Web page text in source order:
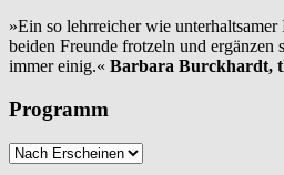
»Ein so lehrreicher wie
beiden Freunde frotzeln und ergänzen
immer einig.« Barbara Burckhardt,
Programm